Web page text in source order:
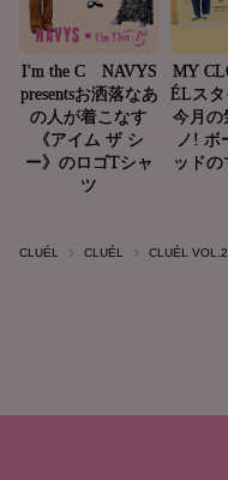
CLUÉL CLUÉL CLUÉL VOL.2